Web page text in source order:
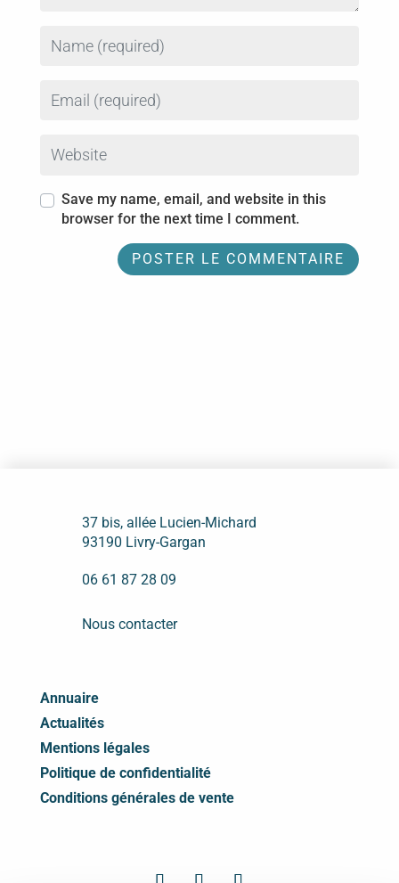
Save my name, email, and website in this
browser for the next time I comment.
37 bis, allée Lucien-Michard
93190 Livry-Gargan
06 61 87 28 09
Nous contacter
Annuaire
Actualités
Mentions légales
Politique de confidentialité
Conditions générales de vente